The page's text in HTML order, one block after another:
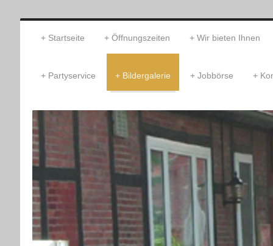
Startseite Öffnungszeiten Wir bieten Ihnen
Partyservice Bildergalerie Jobbörse